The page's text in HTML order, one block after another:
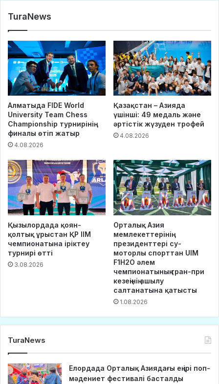
TuraNews
Алматыда FIDE World
University Team Chess
Championship турнирінің
финалы өтіп жатыр
4.08.2026
Қазақстан – Азияда
үшінші: 49 медаль және
әртістік жүзуден трофей
4.08.2026
Қызылордада қоян-
қолтық ұрыстан ҚР ІІМ
чемпионатына іріктеу
турнирі өтті
3.08.2026
Орталық Азия
мемлекеттерінің
президенттері су-
моторлы спорттан UIM
F1H2O әлем
чемпионатының гран-при
кезеңінің ашылу
салтанатына қатысты
1.08.2026
TuraNews
Елордада Орталық Азиядағы ең ірі поп-
мәдениет фестивалі басталды